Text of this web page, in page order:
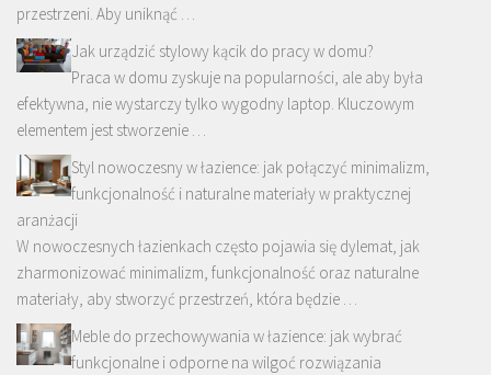
przestrzeni. Aby uniknąć …
Jak urządzić stylowy kącik do pracy w domu?
Praca w domu zyskuje na popularności, ale aby była
efektywna, nie wystarczy tylko wygodny laptop. Kluczowym
elementem jest stworzenie …
Styl nowoczesny w łazience: jak połączyć minimalizm,
funkcjonalność i naturalne materiały w praktycznej
aranżacji
W nowoczesnych łazienkach często pojawia się dylemat, jak
zharmonizować minimalizm, funkcjonalność oraz naturalne
materiały, aby stworzyć przestrzeń, która będzie …
Meble do przechowywania w łazience: jak wybrać
funkcjonalne i odporne na wilgoć rozwiązania